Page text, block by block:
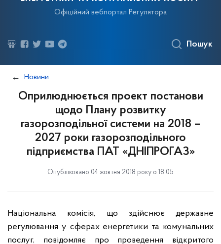
Офіційний вебпортал Регулятора
Пошук
Новини
Оприлюднюється проект постанови
щодо Плану розвитку
газорозподільної системи на 2018 –
2027 роки газорозподільного
підприємства ПАТ «ДНІПРОГАЗ»
Опубліковано 04 жовтня 2018 року о 18:05
Національна комісія, що здійснює державне
регулювання у сферах енергетики та комунальних
послуг, повідомляє про проведення відкритого